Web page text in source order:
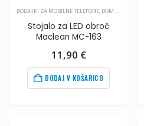
DODATKI ZA MOBILNE TELEFONE, DOM IN OPREMA
Stojalo za LED obroč
Maclean MC-163
11,90 €
DODAJ V KOŠARICO